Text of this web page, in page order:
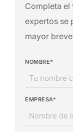
Completa
expertos se
mayor
NOMBRE*
EMPRESA*